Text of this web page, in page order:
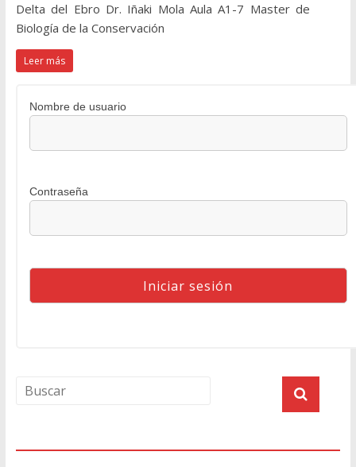
Delta del Ebro Dr. Iñaki Mola Aula A1-7 Master de
Biología de la Conservación
Leer más
Nombre de usuario
Contraseña